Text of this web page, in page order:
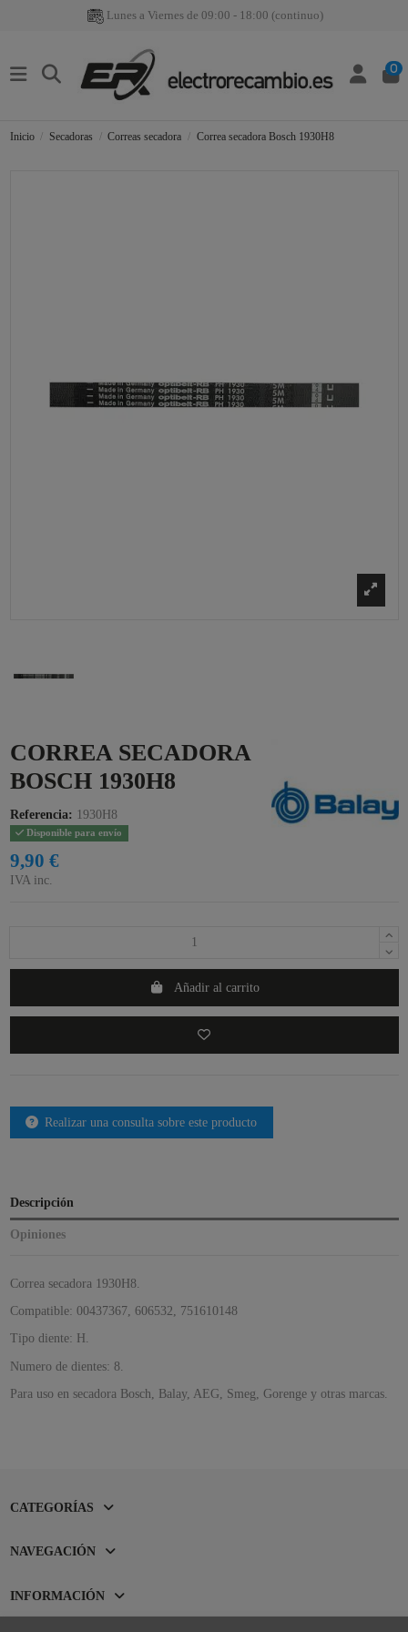
Lunes a Viernes de 09:00 - 18:00 (continuo)
0
Inicio Secadoras Correas secadora Correa secadora Bosch 1930H8
CORREA SECADORA
BOSCH 1930H8
Referencia: 1930H8
Disponible para envío
9,90 €
IVA inc.
Añadir al carrito
Realizar una consulta sobre este producto
Descripción
Opiniones
Correa secadora 1930H8.
Compatible: 00437367, 606532, 751610148
Tipo diente: H.
Numero de dientes: 8.
Para uso en secadora Bosch, Balay, AEG, Smeg, Gorenge y otras marcas.
CATEGORÍAS
NAVEGACIÓN
INFORMACIÓN